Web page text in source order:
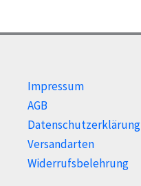
Impressum
AGB
Datenschutzerklärung
Versandarten
Widerrufsbelehrung